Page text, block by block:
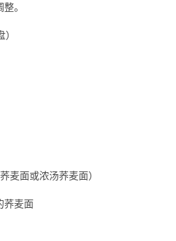
。
麦面或浓汤荞麦面）
荞麦面